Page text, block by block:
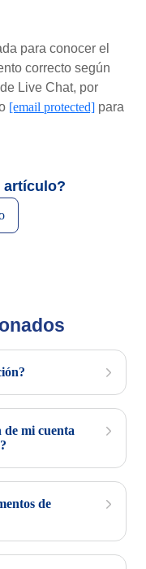
para conocer el
correcto según
Live Chat, por
[email protected] para
artículo?
de mi cuenta
de